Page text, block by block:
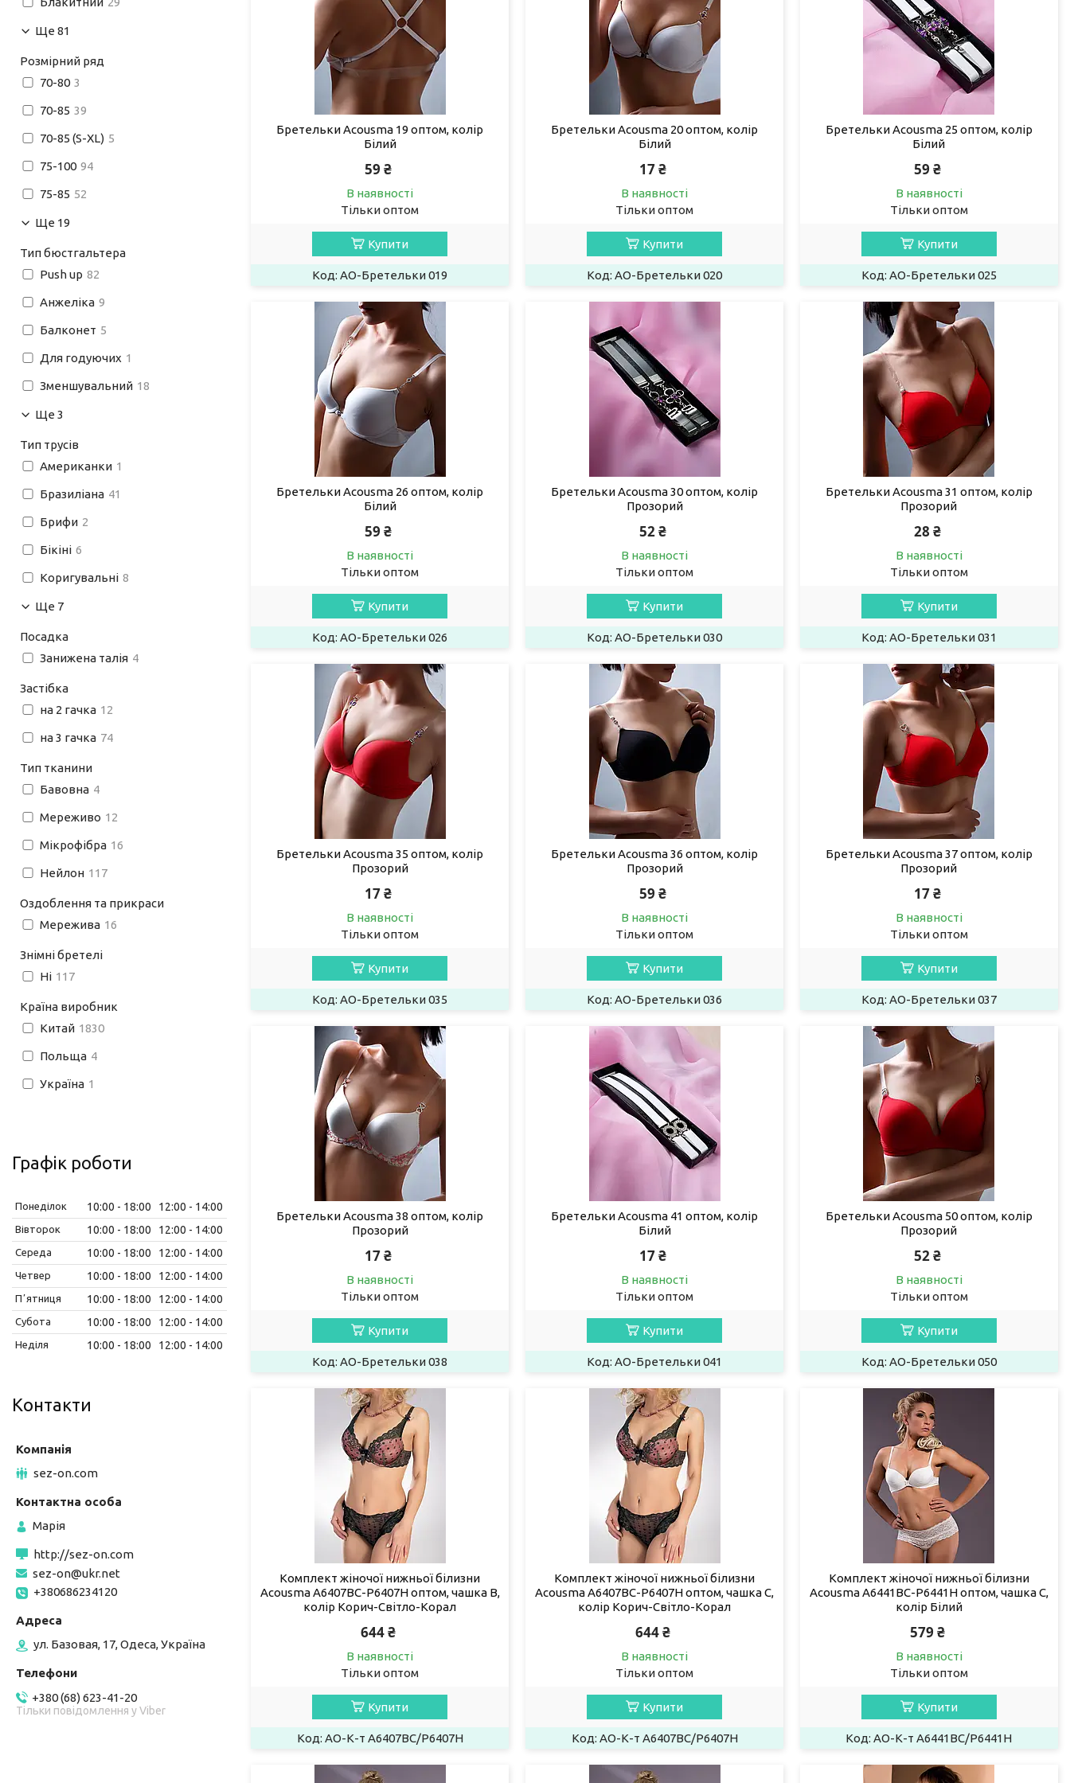
Бретельки Acousma 19 оптом, колір
Білий
59 ₴
В наявності
Тільки оптом
Купити
AO-Бретельки 019
Бретельки Acousma 20 оптом, колір
Білий
17 ₴
В наявності
Тільки оптом
Купити
AO-Бретельки 020
Бретельки Acousma 25 оптом, колір
Білий
59 ₴
В наявності
Тільки оптом
Купити
AO-Бретельки 025
Бретельки Acousma 26 оптом, колір
Білий
59 ₴
В наявності
Тільки оптом
Купити
AO-Бретельки 026
Бретельки Acousma 30 оптом, колір
Прозорий
52 ₴
В наявності
Тільки оптом
Купити
AO-Бретельки 030
Бретельки Acousma 31 оптом, колір
Прозорий
28 ₴
В наявності
Тільки оптом
Купити
AO-Бретельки 031
Бретельки Acousma 35 оптом, колір
Прозорий
17 ₴
В наявності
Тільки оптом
Купити
AO-Бретельки 035
Бретельки Acousma 36 оптом, колір
Прозорий
59 ₴
В наявності
Тільки оптом
Купити
AO-Бретельки 036
Бретельки Acousma 37 оптом, колір
Прозорий
17 ₴
В наявності
Тільки оптом
Купити
AO-Бретельки 037
Бретельки Acousma 38 оптом, колір
Прозорий
17 ₴
В наявності
Тільки оптом
Купити
AO-Бретельки 038
Бретельки Acousma 41 оптом, колір
Білий
17 ₴
В наявності
Тільки оптом
Купити
AO-Бретельки 041
Бретельки Acousma 50 оптом, колір
Прозорий
52 ₴
В наявності
Тільки оптом
Купити
AO-Бретельки 050
Комплект жіночої нижньої білизни
Acousma A6407BC-P6407H оптом, чашка B,
колір Корич-Світло-Корал
644 ₴
В наявності
Тільки оптом
Купити
AO-К-т A6407BC/P6407H
Комплект жіночої нижньої білизни
Acousma A6407BC-P6407H оптом, чашка C,
колір Корич-Світло-Корал
644 ₴
В наявності
Тільки оптом
Купити
AO-К-т A6407BC/P6407H
Комплект жіночої нижньої білизни
Acousma A6441BC-P6441H оптом, чашка C,
колір Білий
579 ₴
В наявності
Тільки оптом
Купити
AO-К-т A6441BC/P6441H
Ще 81
Розмірний ряд
70-80 3
70-85 39
70-85 (S-XL) 5
75-100 94
75-85 52
Ще 19
Тип бюстгальтера
Push up 82
Анжеліка 9
Балконет 5
Для годуючих 1
Зменшувальний 18
Ще 3
Тип трусів
Американки 1
Бразиліана 41
Брифи 2
Бікіні 6
Коригувальні 8
Ще 7
Посадка
Занижена талія 4
Застібка
на 2 гачка 12
на 3 гачка 74
Тип тканини
Бавовна 4
Мереживо 12
Мікрофібра 16
Нейлон 117
Оздоблення та прикраси
Мережива 16
Знімні бретелі
Ні 117
Країна виробник
Китай 1830
Польща 4
Україна 1
Графік роботи
Понеділок 10:00 18:00 12:00 14:00
Вівторок 10:00 18:00 12:00 14:00
Середа 10:00 18:00 12:00 14:00
Четвер 10:00 18:00 12:00 14:00
Пʼятниця 10:00 18:00 12:00 14:00
Субота 10:00 18:00 12:00 14:00
Неділя 10:00 18:00 12:00 14:00
Контакти
sez-on.com
Марія
http://sez-on.com
sez-on@ukr.net
+380686234120
ул. Базовая, 17, Одеса, Україна
+380 (68) 623-41-20
Тільки повідомлення у Viber